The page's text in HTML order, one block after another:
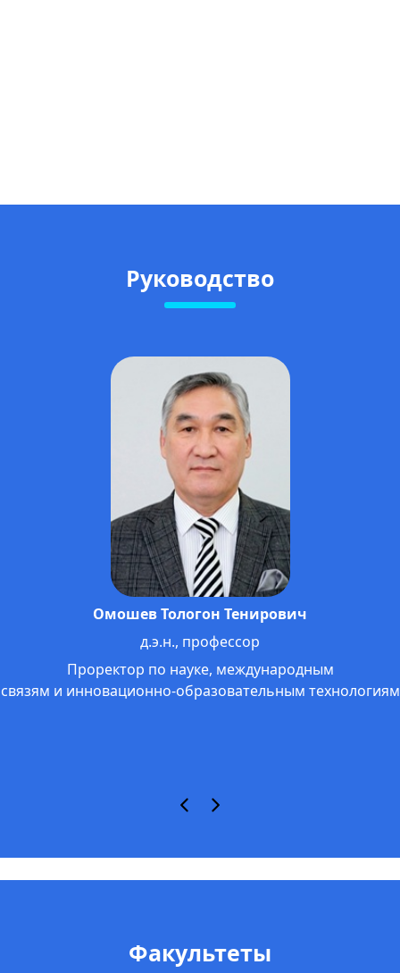
Руководство
Омошев Тологон Тенирович
д.э.н., профессор
Проректор по науке, международным
связям и инновационно-образовательным технологиям
Факультеты